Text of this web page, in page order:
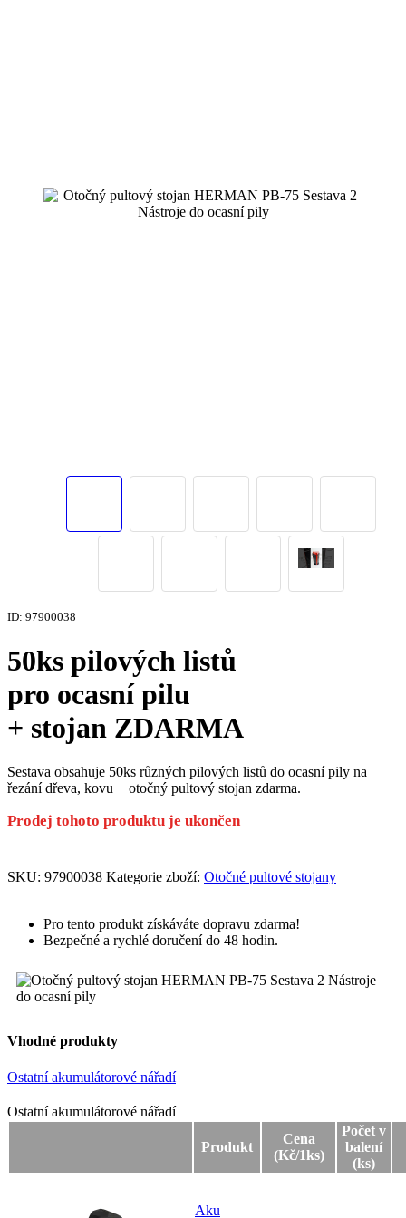
ID: 97900038
50ks pilových listů
pro ocasní pilu
+ stojan ZDARMA
Sestava obsahuje 50ks různých pilových listů do ocasní pily na
řezání dřeva, kovu + otočný pultový stojan zdarma.
Prodej tohoto produktu je ukončen
SKU: 97900038 Kategorie zboží: Otočné pultové stojany
Pro tento produkt získáváte dopravu zdarma!
Bezpečné a rychlé doručení do 48 hodin.
Vhodné produkty
Ostatní akumulátorové nářadí
Ostatní akumulátorové nářadí
Ostatní akumulátorové nářadí
Produkt
Cena
(Kč/1ks)
Počet v
balení
(ks)
Aku